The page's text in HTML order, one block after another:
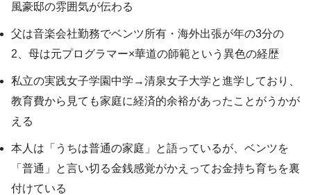
風豪邸の雰囲気が伝わる
父は音楽会社勤務でベンツ所有・海外出張が年の3分の
2、母は元プログラマー×華道の師範という異色の経歴
私立の実践女子学園中学→清泉女子大学と進学しており、
教育費から見ても家庭に経済的余裕があったことがうかが
える
本人は「うちは普通の家庭」と語っているが、ベンツを
「普通」と言い切る金銭感覚がかえってお金持ち育ちを裏
付けている